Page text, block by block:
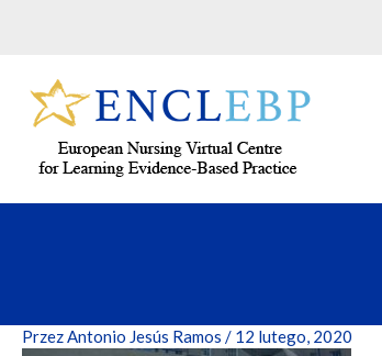
PrzezAntonio Jesús Ramos / 12 lutego, 2020